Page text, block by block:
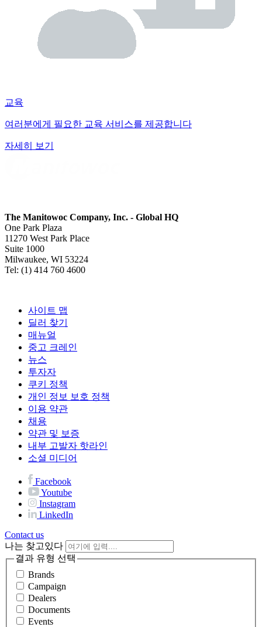
교육
여러분에게 필요한 교육 서비스를 제공합니다
자세히 보기
The Manitowoc Company, Inc. - Global HQ
One Park Plaza
11270 West Park Place
Suite 1000
Milwaukee, WI 53224
Tel: (1) 414 760 4600
사이트 맵
딜러 찾기
매뉴얼
중고 크레인
뉴스
투자자
쿠키 정책
개인 정보 보호 정책
이용 약관
채용
약관 및 보증
내부 고발자 핫라인
소셜 미디어
Facebook
Youtube
Instagram
LinkedIn
Contact us
나는 찾고있다
결과 유형 선택
Brands
Campaign
Dealers
Documents
Events